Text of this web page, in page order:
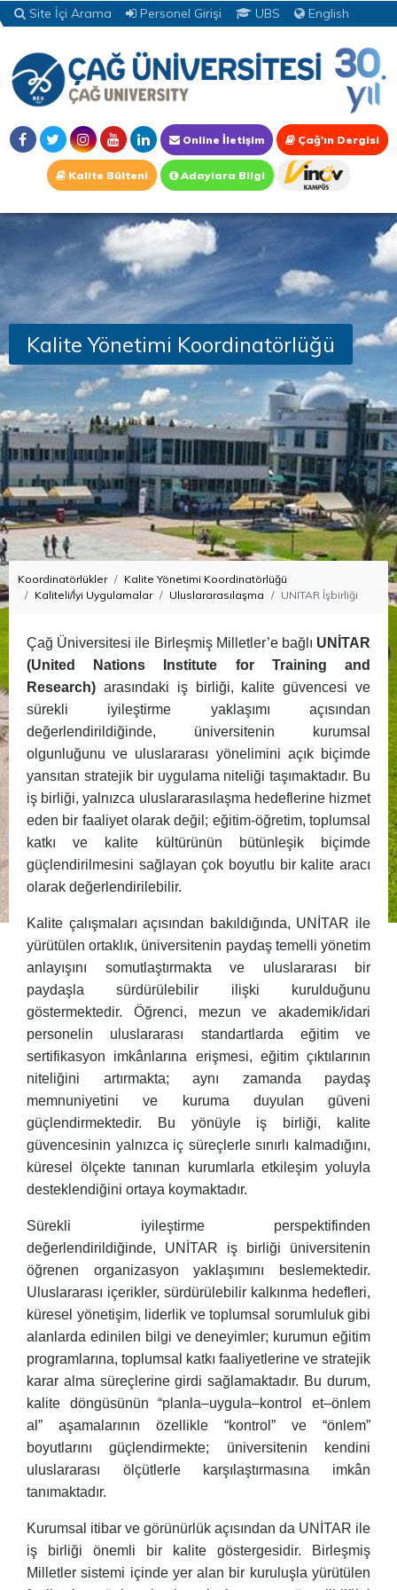
Site İçi Arama Personel Girişi UBS English
Online İletişim Çağ'ın Dergisi
Kalite Bülteni Adaylara Bilgi
Kalite Yönetimi Koordinatörlüğü
Koordinatörlükler
Kalite Yönetimi Koordinatörlüğü
Kaliteli/İyi Uygulamalar
Uluslararasılaşma UNITAR İşbirliği
Çağ Üniversitesi ile Birleşmiş Milletler’e bağlı UNİTAR
(United Nations Institute for Training and
Research) arasındaki iş birliği, kalite güvencesi ve
sürekli iyileştirme yaklaşımı açısından
değerlendirildiğinde, üniversitenin kurumsal
olgunluğunu ve uluslararası yönelimini açık biçimde
yansıtan stratejik bir uygulama niteliği taşımaktadır. Bu
iş birliği, yalnızca uluslararasılaşma hedeflerine hizmet
eden bir faaliyet olarak değil; eğitim-öğretim, toplumsal
katkı ve kalite kültürünün bütünleşik biçimde
güçlendirilmesini sağlayan çok boyutlu bir kalite aracı
olarak değerlendirilebilir.
Kalite çalışmaları açısından bakıldığında, UNİTAR ile
yürütülen ortaklık, üniversitenin paydaş temelli yönetim
anlayışını somutlaştırmakta ve uluslararası bir
paydaşla sürdürülebilir ilişki kurulduğunu
göstermektedir. Öğrenci, mezun ve akademik/idari
personelin uluslararası standartlarda eğitim ve
sertifikasyon imkânlarına erişmesi, eğitim çıktılarının
niteliğini artırmakta; aynı zamanda paydaş
memnuniyetini ve kuruma duyulan güveni
güçlendirmektedir. Bu yönüyle iş birliği, kalite
güvencesinin yalnızca iç süreçlerle sınırlı kalmadığını,
küresel ölçekte tanınan kurumlarla etkileşim yoluyla
desteklendiğini ortaya koymaktadır.
Sürekli iyileştirme perspektifinden
değerlendirildiğinde, UNİTAR iş birliği üniversitenin
öğrenen organizasyon yaklaşımını beslemektedir.
Uluslararası içerikler, sürdürülebilir kalkınma hedefleri,
küresel yönetişim, liderlik ve toplumsal sorumluluk gibi
alanlarda edinilen bilgi ve deneyimler; kurumun eğitim
programlarına, toplumsal katkı faaliyetlerine ve stratejik
karar alma süreçlerine girdi sağlamaktadır. Bu durum,
kalite döngüsünün “planla–uygula–kontrol et–önlem
al” aşamalarının özellikle “kontrol” ve “önlem”
boyutlarını güçlendirmekte; üniversitenin kendini
uluslararası ölçütlerle karşılaştırmasına imkân
tanımaktadır.
Kurumsal itibar ve görünürlük açısından da UNİTAR ile
iş birliği önemli bir kalite göstergesidir. Birleşmiş
Milletler sistemi içinde yer alan bir kuruluşla yürütülen